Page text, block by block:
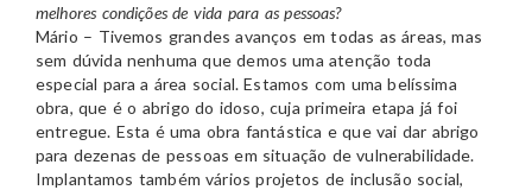
melhores condições de vida para as pessoas?
Mário – Tivemos grandes avanços em todas as áreas, mas
sem dúvida nenhuma que demos uma atenção toda
especial para a área social. Estamos com uma belíssima
obra, que é o abrigo do idoso, cuja primeira etapa já foi
entregue. Esta é uma obra fantástica e que vai dar abrigo
para dezenas de pessoas em situação de vulnerabilidade.
Implantamos também vários projetos de inclusão social,